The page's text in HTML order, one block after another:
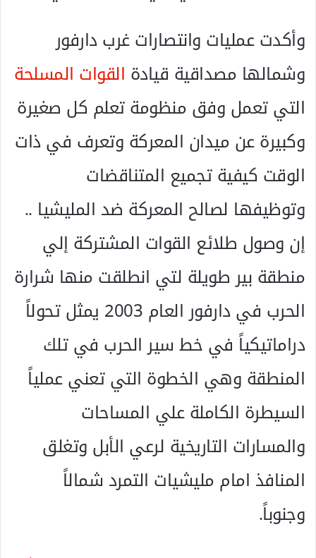
وأكدت عمليات وانتصارات غرب دارفور
وشمالها مصداقية قيادة القوات المسلحة
التي تعمل وفق منظومة تعلم كل صغيرة
وكبيرة عن ميدان المعركة وتعرف في ذات
الوقت كيفية تجميع المتناقضات
وتوظيفها لصالح المعركة ضد المليشيا ..
إن وصول طلائع القوات المشتركة إلي
منطقة بير طويلة لتي انطلقت منها شرارة
الحرب في دارفور العام 2003 يمثل تحولاً
دراماتيكياً في خط سير الحرب في تلك
المنطقة وهي الخطوة التي تعني عملياً
السيطرة الكاملة علي المساحات
والمسارات التاريخية لرعي الأبل وتغلق
المنافذ امام مليشيات التمرد شمالاً
وجنوباً.